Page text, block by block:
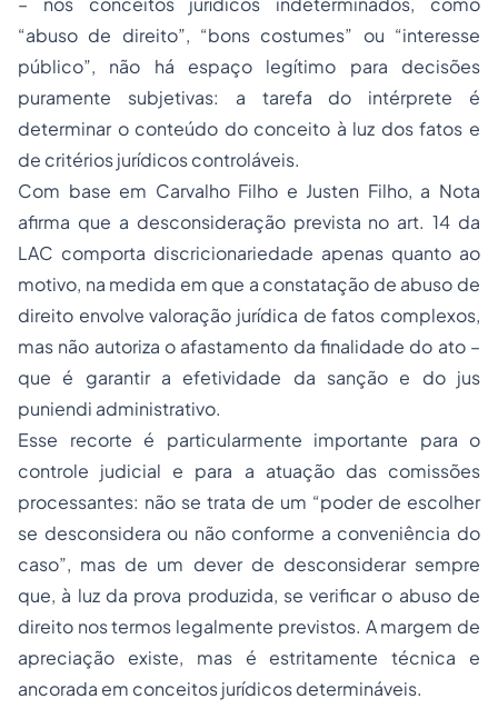
“abuso de direito”, “bons costumes” ou “interesse
público”, não há espaço legítimo para decisões
puramente subjetivas: a tarefa do intérprete é
determinar o conteúdo do conceito à luz dos fatos e
de critérios jurídicos controláveis.
Com base em Carvalho Filho e Justen Filho, a Nota
afirma que a desconsideração prevista no art. 14 da
LAC comporta discricionariedade apenas quanto ao
motivo, na medida em que a constatação de abuso de
direito envolve valoração jurídica de fatos complexos,
mas não autoriza o afastamento da finalidade do ato –
que é garantir a efetividade da sanção e do jus
puniendi administrativo.
Esse recorte é particularmente importante para o
controle judicial e para a atuação das comissões
processantes: não se trata de um “poder de escolher
se desconsidera ou não conforme a conveniência do
caso”, mas de um dever de desconsiderar sempre
que, à luz da prova produzida, se verificar o abuso de
direito nos termos legalmente previstos. A margem de
apreciação existe, mas é estritamente técnica e
ancorada em conceitos jurídicos determináveis.